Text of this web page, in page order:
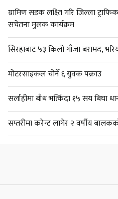
ग्रामिण सडक लक्ष्ति गरि जिल्ला
सचेतना मुलक कार्यक्रम
सिरहाबाट ५३ किलो गाँजा बरामद,
मोटरसाइकल चोर्ने ६ युवक पक्राउ
सर्लाहीमा बाँध भत्किँदा १५ सय बिघा
सप्तरीमा करेन्ट लागेर २ वर्षीय